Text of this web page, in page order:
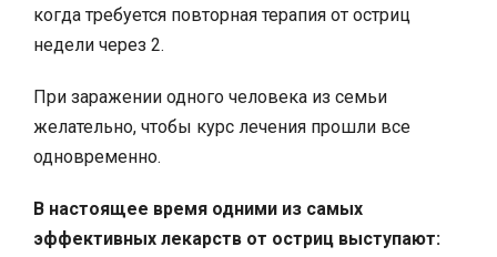
когда требуется повторная терапия от остриц
недели через 2.
При заражении одного человека из семьи
желательно, чтобы курс лечения прошли все
одновременно.
В настоящее время одними из самых
эффективных лекарств от остриц выступают: